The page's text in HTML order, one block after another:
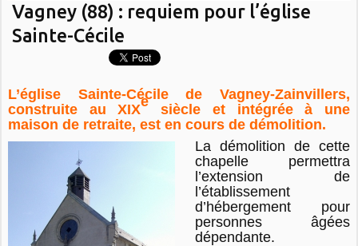
Vagney (88) : requiem pour l’église
Sainte-Cécile
L’église Sainte-Cécile de Vagney-Zainvillers,
construite auXIXe siècle et intégrée à une
maison de retraite, est en cours de démolition.
La démolition de cette
chapelle permettra
l’extension de
l’établissement
d’hébergement pour
personnes âgées
dépendante.